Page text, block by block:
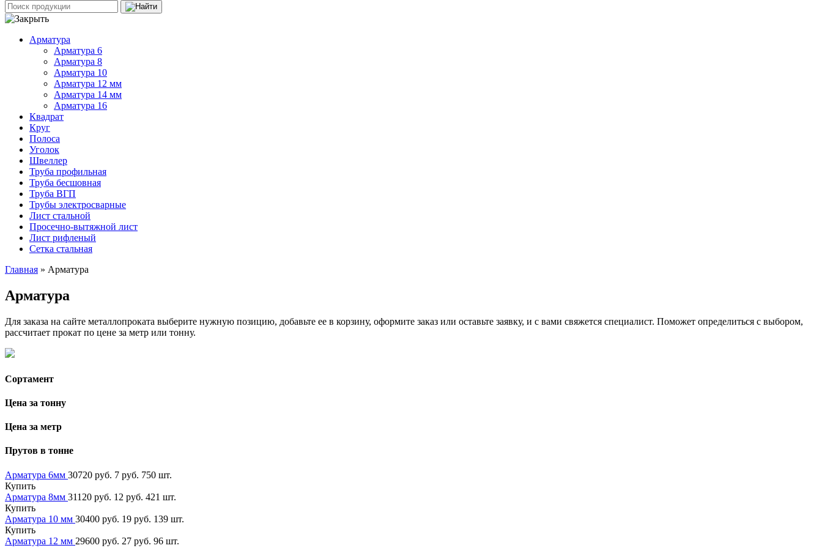
Арматура
Арматура 6
Арматура 8
Арматура 10
Арматура 12 мм
Арматура 14 мм
Арматура 16
Квадрат
Круг
Полоса
Уголок
Швеллер
Труба профильная
Труба бесшовная
Труба ВГП
Трубы электросварные
Лист стальной
Просечно-вытяжной лист
Лист рифленый
Сетка стальная
Главная » Арматура
Арматура
Для заказа на сайте металлопроката выберите нужную позицию, добавьте ее в корзину, оформите заказ или оставьте заявку, и с вами свяжется специалист. Поможет определиться с выбором,
рассчитает прокат по цене за метр или тонну.
Сортамент
Цена за тонну
Цена за метр
Прутов в тонне
Арматура 6мм 30720 руб. 7 руб. 750 шт.
Купить
Арматура 8мм 31120 руб. 12 руб. 421 шт.
Купить
Арматура 10 мм 30400 руб. 19 руб. 139 шт.
Купить
Арматура 12 мм 29600 руб. 27 руб. 96 шт.